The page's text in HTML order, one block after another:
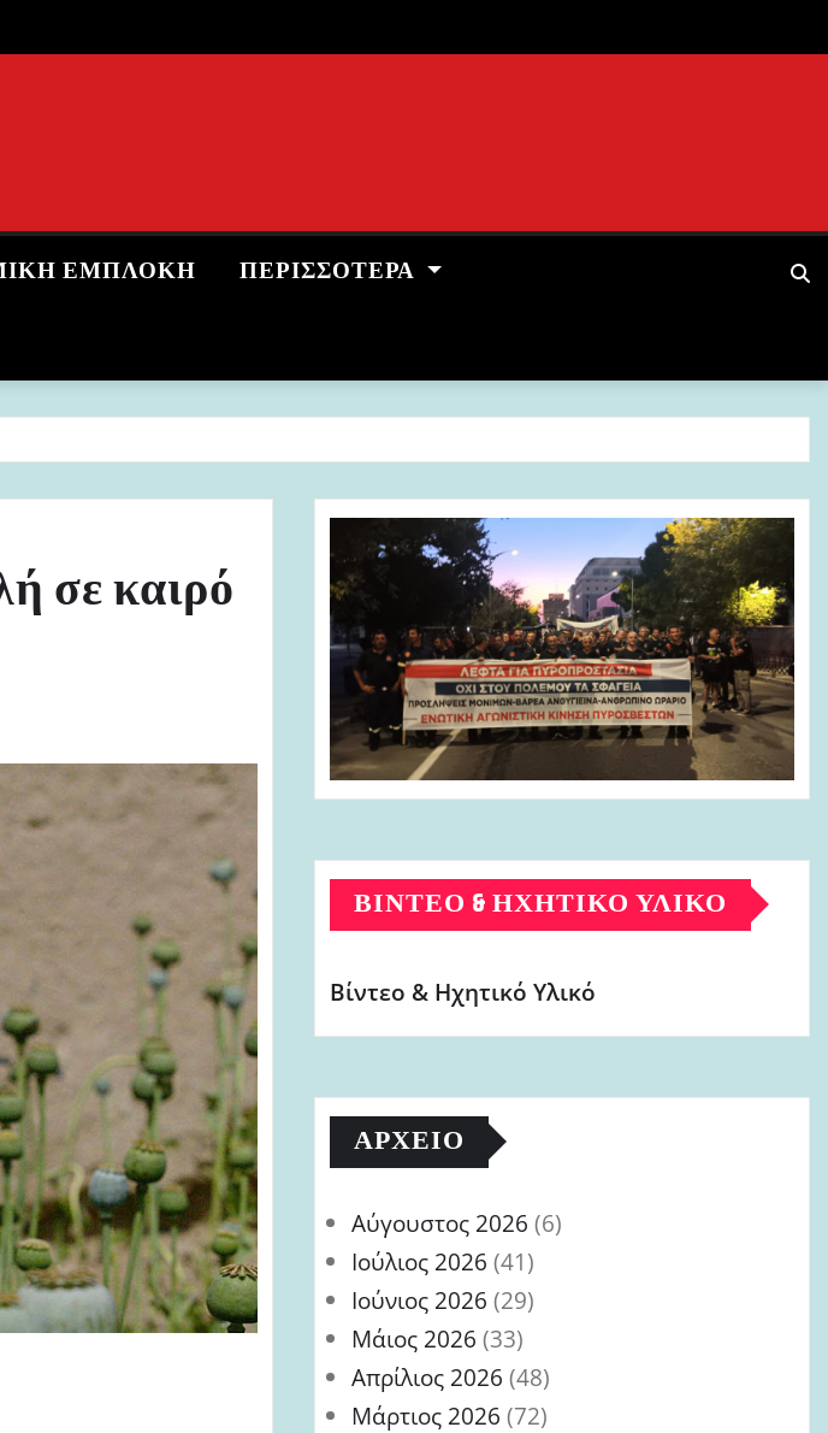
ΕΜΠΛΟΚΉ ΠΕΡΙΣΣΌΤΕΡΑ
σε καιρό
ΒΊΝΤΕΟ & ΗΧΗΤΙΚΌ ΥΛΙΚΌ
Βίντεο & Ηχητικό Υλικό
ΑΡΧΕΊΟ
Αύγουστος 2026 (6)
Ιούλιος 2026 (41)
Ιούνιος 2026 (29)
Μάιος 2026 (33)
Απρίλιος 2026 (48)
Μάρτιος 2026 (72)